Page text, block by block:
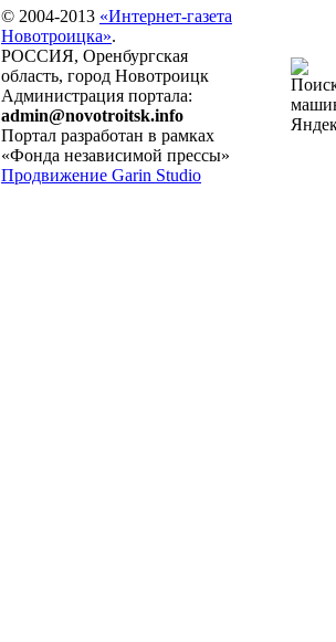
© 2004-2013 «Интернет-газета
Новотроицка».
РОССИЯ, Оренбургская
область, город Новотроицк
Администрация портала:
admin@novotroitsk.info
Портал разработан в рамках
«Фонда независимой прессы»
Продвижение Garin Studio